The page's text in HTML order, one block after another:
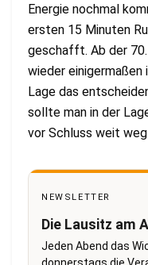
Energie nochmal
ersten 15 Minuten
geschafft. Ab der
wieder einigermaßen
Lage das
sollte man in der
vor Schluss weit weg
NEWSLETTER
Die Lausitz am
Jeden Abend das
donnerstags die